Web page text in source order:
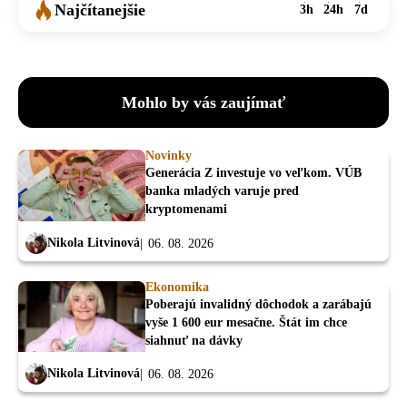
Najčítanejšie 3h 24h 7d
Mohlo by vás zaujímať
Novinky
Generácia Z investuje vo veľkom. VÚB
banka mladých varuje pred
kryptomenami
Nikola Litvinová 06. 08. 2026
Ekonomika
Poberajú invalidný dôchodok a zarábajú
vyše 1 600 eur mesačne. Štát im chce
siahnuť na dávky
Nikola Litvinová 06. 08. 2026